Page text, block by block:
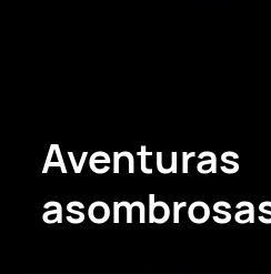
Aventuras